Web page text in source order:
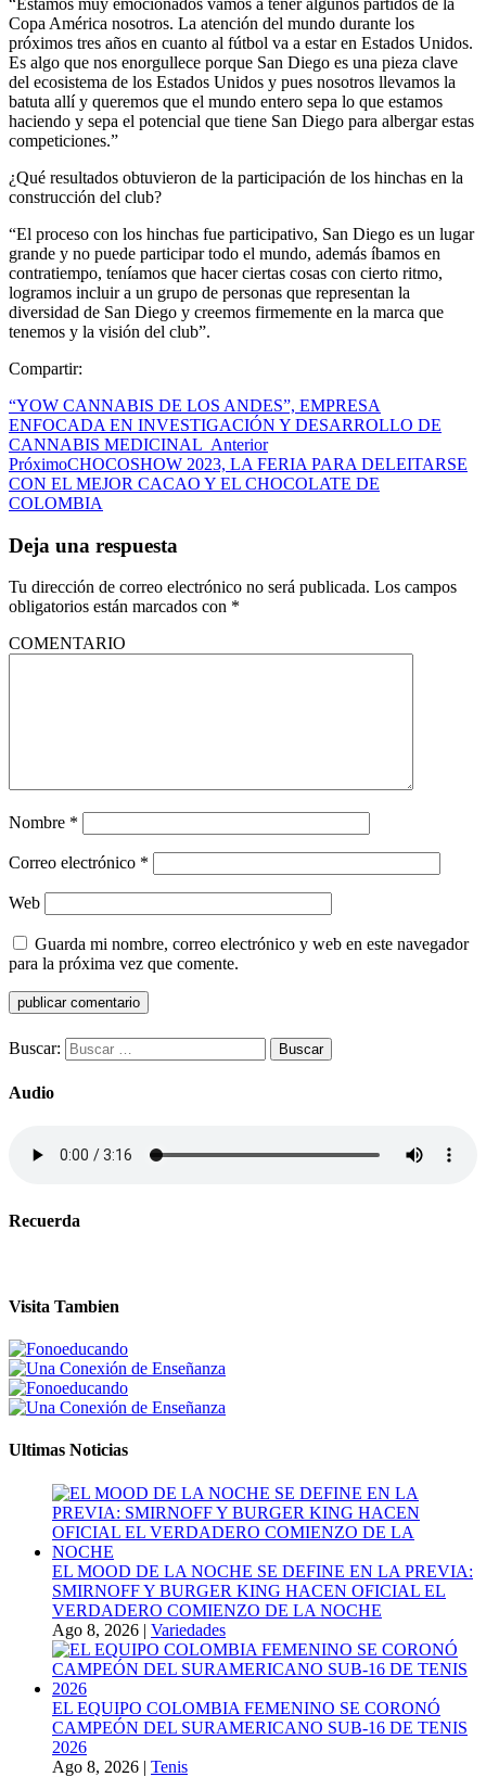
Copa América nosotros. La atención del mundo durante los
próximos tres años en cuanto al fútbol va a estar en Estados Unidos.
Es algo que nos enorgullece porque San Diego es una pieza clave
del ecosistema de los Estados Unidos y pues nosotros llevamos la
batuta allí y queremos que el mundo entero sepa lo que estamos
haciendo y sepa el potencial que tiene San Diego para albergar estas
competiciones.”
¿Qué resultados obtuvieron de la participación de los hinchas en la
construcción del club?
“El proceso con los hinchas fue participativo, San Diego es un lugar
grande y no puede participar todo el mundo, además íbamos en
contratiempo, teníamos que hacer ciertas cosas con cierto ritmo,
logramos incluir a un grupo de personas que representan la
diversidad de San Diego y creemos firmemente en la marca que
tenemos y la visión del club”.
Compartir:
“YOW CANNABIS DE LOS ANDES”, EMPRESA
ENFOCADA EN INVESTIGACIÓN Y DESARROLLO DE
CANNABIS MEDICINAL Anterior
PróximoCHOCOSHOW 2023, LA FERIA PARA DELEITARSE
CON EL MEJOR CACAO Y EL CHOCOLATE DE
COLOMBIA
Deja una respuesta
Tu dirección de correo electrónico no será publicada. Los campos
obligatorios están marcados con *
COMENTARIO
Nombre *
Correo electrónico *
Web
Guarda mi nombre, correo electrónico y web en este navegador
para la próxima vez que comente.
Buscar:
Audio
Recuerda
Visita Tambien
Ultimas Noticias
EL MOOD DE LA NOCHE SE DEFINE EN LA PREVIA:
SMIRNOFF Y BURGER KING HACEN OFICIAL EL
VERDADERO COMIENZO DE LA NOCHE
Ago 8, 2026 | Variedades
EL EQUIPO COLOMBIA FEMENINO SE CORONÓ
CAMPEÓN DEL SURAMERICANO SUB-16 DE TENIS
2026
Ago 8, 2026 | Tenis